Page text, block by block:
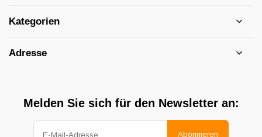
Kategorien
Adresse
Melden Sie sich für den Newsletter an:
Abonnieren